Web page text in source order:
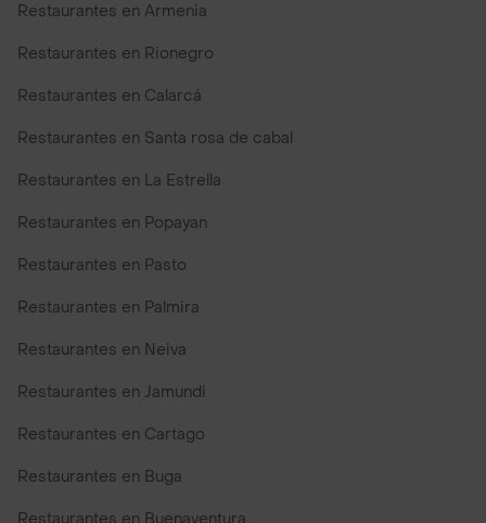
Restaurantes en Armenia
Restaurantes en Rionegro
Restaurantes en Calarcá
Restaurantes en Santa rosa de cabal
Restaurantes en La Estrella
Restaurantes en Popayan
Restaurantes en Pasto
Restaurantes en Palmira
Restaurantes en Neiva
Restaurantes en Jamundi
Restaurantes en Cartago
Restaurantes en Buga